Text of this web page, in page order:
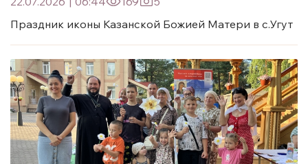
Праздник иконы Казанской Божией Матери в с.Угут